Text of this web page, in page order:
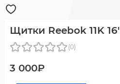
Щитки Reebok 11K 16'
(0)
3 000₽